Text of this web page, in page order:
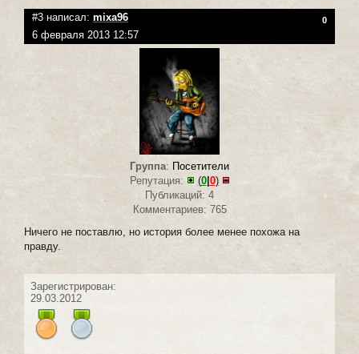
#3 написал: mixa96 0
6 февраля 2013 12:57
Группа: Посетители
Репутация:
(0| 0)
Публикаций: 4
Комментариев: 765
Ничего не поставлю, но история более менее похожа на
правду.
Зарегистрирован:
29.03.2012